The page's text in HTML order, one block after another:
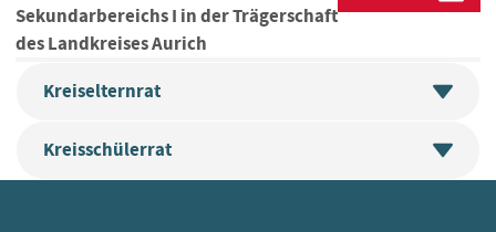
Sekundarbereichs I in der Trägerschaft
des Landkreises Aurich
Kreiselternrat
Kreisschülerrat